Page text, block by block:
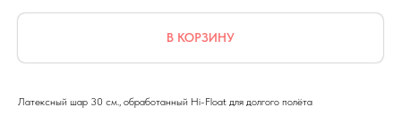
В КОРЗИНУ
Латексный шар 30 см., обработанный Hi-Float для долгого полёта